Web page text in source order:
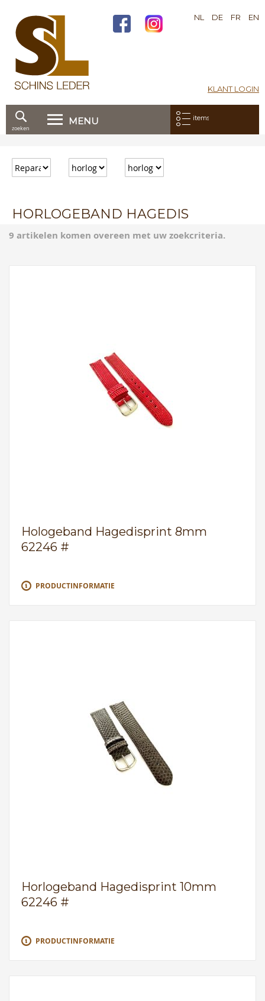
KLANT LOGIN
NL DE FR EN
MENU Mijn bestelling:
items
door
naar
zoeken
HORLOGEBAND HAGEDIS
9 artikelen komen overeen met uw zoekcriteria.
Hologeband Hagedisprint 8mm
62246 #
PRODUCTINFORMATIE
Horlogeband Hagedisprint 10mm
62246 #
PRODUCTINFORMATIE